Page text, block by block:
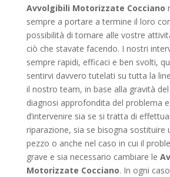
Avvolgibili Motorizzate Cocciano
sempre a portare a termine il loro
possibilità di tornare alle vostre
ciò che stavate facendo. I nostri
sempre rapidi, efficaci e ben svolti,
sentirvi davvero tutelati su tutta la
il nostro team, in base alla gravità
diagnosi approfondita del problema
d’intervenire sia se si tratta di
riparazione, sia se bisogna sostituire
pezzo o anche nel caso in cui il
grave e sia necessario cambiare le
Motorizzate Cocciano. In ogni